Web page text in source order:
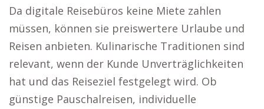
Da digitale Reisebüros keine Miete zahlen
müssen, können sie preiswertere Urlaube und
Reisen anbieten. Kulinarische Traditionen sind
relevant, wenn der Kunde Unverträglichkeiten
hat und das Reiseziel festgelegt wird. Ob
günstige Pauschalreisen, individuelle